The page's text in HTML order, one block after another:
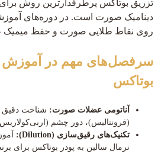
تزریق بوتاکس پرطرفدارترین روش
دینامیک صورت است. در دوره‌های
روی نقاط طلایی صورت و حفظ میمیک
سرفصل‌های مهم در آموزش
بوتاکس
آناتومی عضلات صورت: شناخت دقیق
(فرونتالیس)، دور چشم
تکنیک‌های رقیق‌سازی (Dilution):
نرمال سالین به پودر بوتاکس برای